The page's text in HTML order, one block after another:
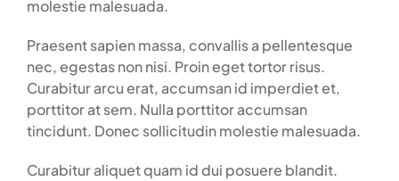
molestie malesuada.
Praesent sapien massa, convallis a pellentesque
nec, egestas non nisi. Proin eget tortor risus.
Curabitur arcu erat, accumsan id imperdiet et,
porttitor at sem. Nulla porttitor accumsan
tincidunt. Donec sollicitudin molestie malesuada.
Curabitur aliquet quam id dui posuere blandit.